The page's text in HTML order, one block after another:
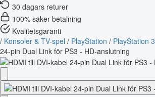
30 dagars returer
100% säker betalning
Kvalitetsgaranti
/ Konsoler & TV-spel / PlayStation / PlayStation 3
24-pin Dual Link för PS3 - HD-anslutning